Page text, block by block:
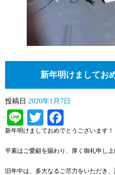
新年明けましてお
投稿日 2020年1月7日
LineTwitter
新年明けましておめでとうございます！
平素はご愛顧を賜わり、厚く御礼申し上
旧年中は、多大なるご尽力をいただき